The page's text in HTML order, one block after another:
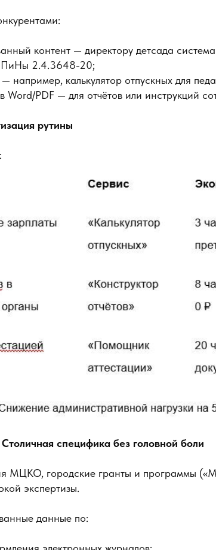
контент — директору детсада система
2.4.3648-20;
например, калькулятор отпускных для
Word/PDF — для отчётов или инструкций
рутины
специфика без головной боли
МЦКО, городские гранты и программы
экспертизы.
данные по: